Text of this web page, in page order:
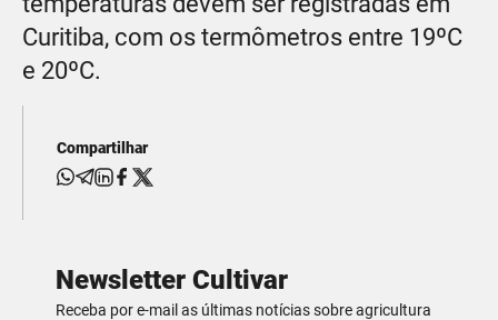
Curitiba, com os termômetros entre 19ºC
e 20ºC.
Compartilhar
Newsletter Cultivar
Receba por e-mail as últimas notícias sobre agricultura